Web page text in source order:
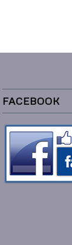
FACEBOOK